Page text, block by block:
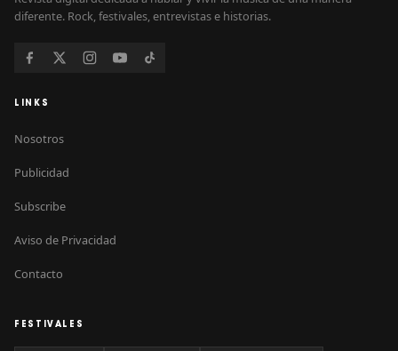
diferente. Rock, festivales, entrevistas e historias.
LINKS
Nosotros
Publicidad
Subscribe
Aviso de Privacidad
Contacto
FESTIVALES